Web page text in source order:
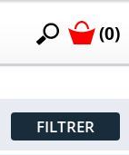
(0)
FILTRER